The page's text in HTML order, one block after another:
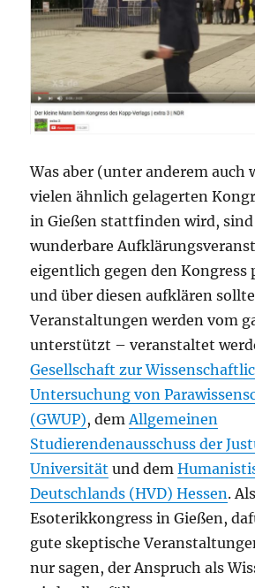
Was aber (unter anderem auch
vielen ähnlich gelagerten
in Gießen stattfinden wird,
wunderbare
eigentlich gegen den Kongress
und über diesen aufklären
Veranstaltungen werden vom
unterstützt – veranstaltet
Gesellschaft zur
Untersuchung von
(GWUP), dem Allgemeinen
Studierendenausschuss der
Universität und dem
Deutschlands (HVD) Hessen.
Esoterikkongress in Gießen,
gute skeptische
nur sagen, der Anspruch als